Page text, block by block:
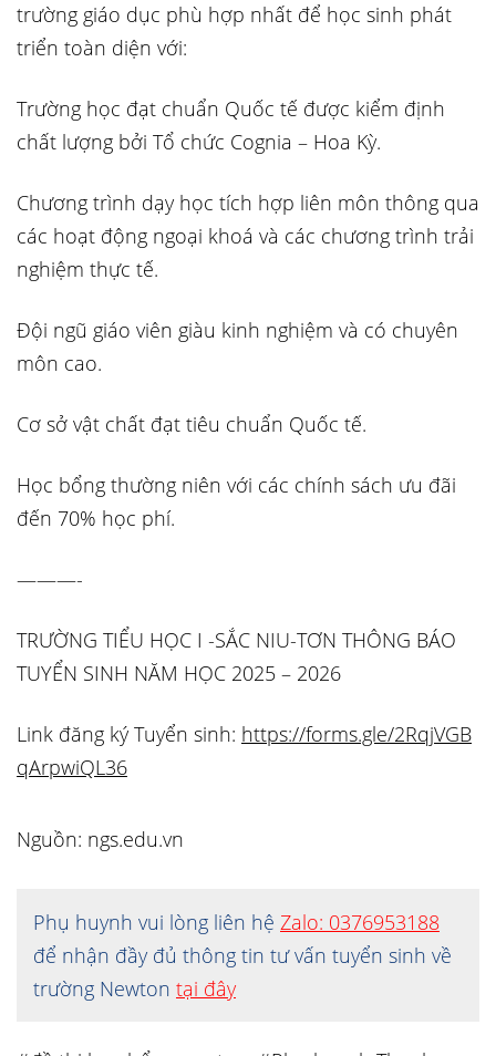
trường giáo dục phù hợp nhất để học sinh phát
triển toàn diện với:
Trường học đạt chuẩn Quốc tế được kiểm định
chất lượng bởi Tổ chức Cognia – Hoa Kỳ.
Chương trình dạy học tích hợp liên môn thông qua
các hoạt động ngoại khoá và các chương trình trải
nghiệm thực tế.
Đội ngũ giáo viên giàu kinh nghiệm và có chuyên
môn cao.
Cơ sở vật chất đạt tiêu chuẩn Quốc tế.
Học bổng thường niên với các chính sách ưu đãi
đến 70% học phí.
———-
TRƯỜNG TIỂU HỌC I -SẮC NIU-TƠN THÔNG BÁO
TUYỂN SINH NĂM HỌC 2025 – 2026
Link đăng ký Tuyển sinh: https://forms.gle/2RqjVGB
qArpwiQL36
Nguồn: ngs.edu.vn
Phụ huynh vui lòng liên hệ Zalo: 0376953188
để nhận đầy đủ thông tin tư vấn tuyển sinh về
trường Newton tại đây